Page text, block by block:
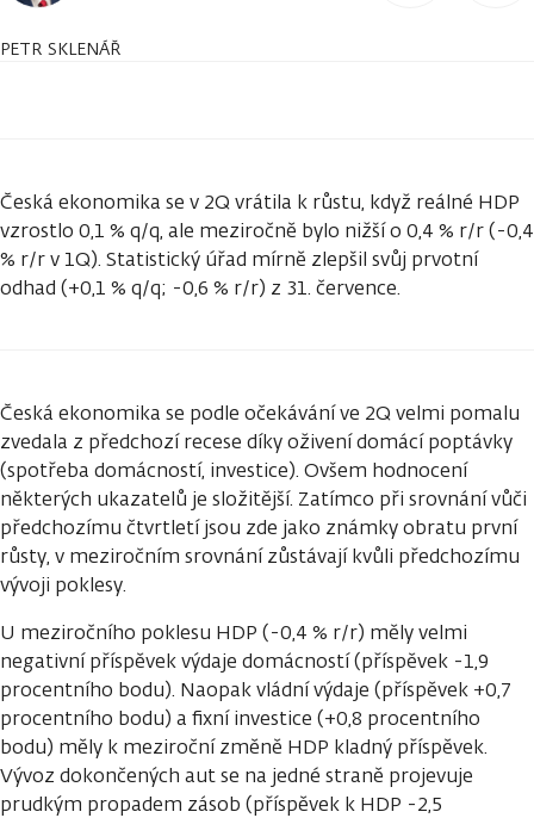
PETR SKLENÁŘ
Česká ekonomika se v 2Q vrátila k růstu, když reálné HDP
vzrostlo 0,1 % q/q, ale meziročně bylo nižší o 0,4 % r/r (-0,4
% r/r v 1Q). Statistický úřad mírně zlepšil svůj prvotní
odhad (+0,1 % q/q; -0,6 % r/r) z 31. července.
Česká ekonomika se podle očekávání ve 2Q velmi pomalu
zvedala z předchozí recese díky oživení domácí poptávky
(spotřeba domácností, investice). Ovšem hodnocení
některých ukazatelů je složitější. Zatímco při srovnání vůči
předchozímu čtvrtletí jsou zde jako známky obratu první
růsty, v meziročním srovnání zůstávají kvůli předchozímu
vývoji poklesy.
U meziročního poklesu HDP (-0,4 % r/r) měly velmi
negativní příspěvek výdaje domácností (příspěvek -1,9
procentního bodu). Naopak vládní výdaje (příspěvek +0,7
procentního bodu) a fixní investice (+0,8 procentního
bodu) měly k meziroční změně HDP kladný příspěvek.
Vývoz dokončených aut se na jedné straně projevuje
prudkým propadem zásob (příspěvek k HDP -2,5